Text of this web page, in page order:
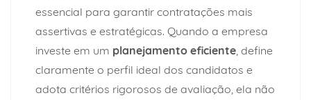
essencial para garantir contratações mais
assertivas e estratégicas. Quando a empresa
investe em um planejamento eficiente, define
claramente o perfil ideal dos candidatos e
adota critérios rigorosos de avaliação, ela não